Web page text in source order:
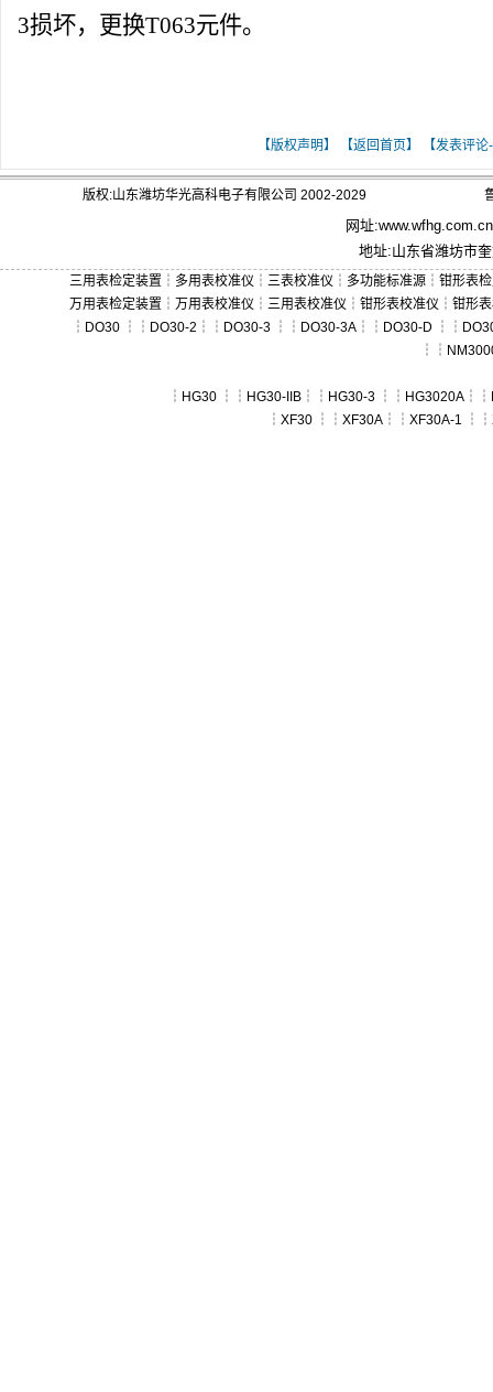
3损坏，更换T063元件。
【版权声明】 【返回首页】 【发表评论-
版权:山东潍坊华光高科电子有限公司 2002-2029
网址:www.wfhg.com.cn
地址:山东省潍坊市
三用表检定装置 ┆ 多用表校准仪 ┆ 三表校准仪 ┆ 多功能标准源 ┆ 钳形表
万用表检定装置 ┆ 万用表校准仪 ┆ 三用表校准仪 ┆ 钳形表校准仪 ┆ 钳形
┆ DO30 ┆┆ DO30-2 ┆┆ DO30-3 ┆┆ DO30-3A ┆┆ DO30-D ┆┆
┆┆
┆ HG30 ┆┆ HG30-IIB ┆┆ HG30-3 ┆┆ HG3020A ┆┆
┆ XF30 ┆┆ XF30A ┆┆ XF30A-1 ┆┆